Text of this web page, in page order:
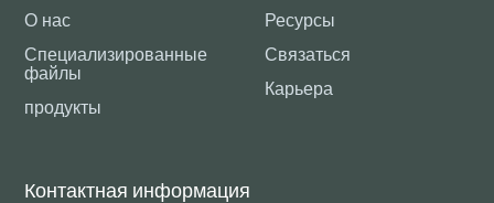
О нас
Специализированные
файлы
продукты
Ресурсы
Связаться
Карьера
Контактная информация